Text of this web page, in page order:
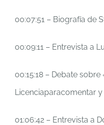
00:07:51 – Biografía de
00:09:11 – Entrevista a
00:15:18 – Debate sobre
Licenciaparacomentar y
01:06:42 – Entrevista a